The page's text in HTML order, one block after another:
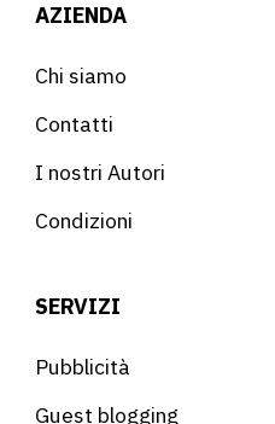
AZIENDA
Chi siamo
Contatti
I nostri Autori
Condizioni
SERVIZI
Pubblicità
Guest blogging